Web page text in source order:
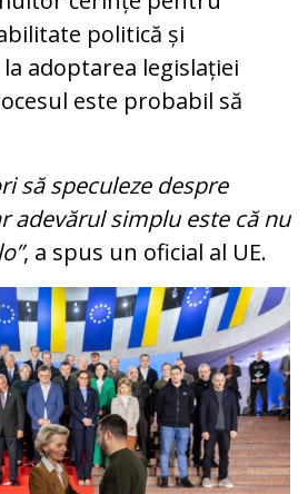
politică și
adoptarea legislației
este probabil să
să speculeze despre
adevărul simplu este că nu
, a spus un oficial al UE.